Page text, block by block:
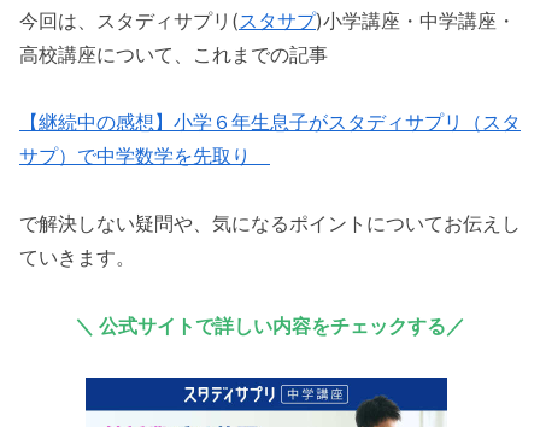
今回は、スタディサプリ(スタサプ)小学講座・中学講座・
高校講座について、これまでの記事
【継続中の感想】小学６年生息子がスタディサプリ（スタ
サプ）で中学数学を先取り
で解決しない疑問や、気になるポイントについてお伝えし
ていきます。
＼ 公式サイトで詳しい内容をチェックする／